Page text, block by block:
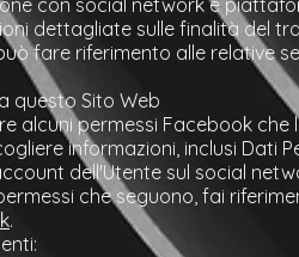
con social network e
dettagliate sulle finalità del
fare riferimento alle relative
questo Sito Web
alcuni permessi Facebook
informazioni, inclusi Dati
dell'Utente sul social
che seguono, fai
.